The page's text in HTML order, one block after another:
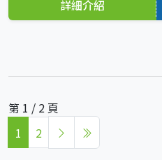
詳細介紹
第 1 / 2 頁
1
2